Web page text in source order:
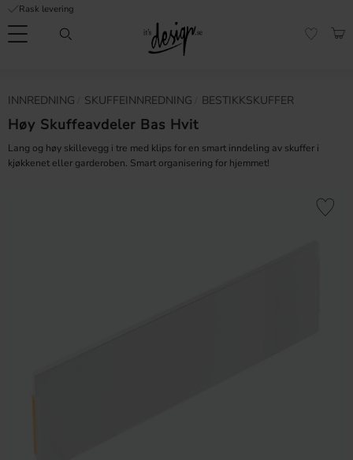
Meny
Rask levering
INNREDNING SKUFFEINNREDNING BESTIKKSKUFFER
Høy Skuffeavdeler Bas Hvit
Lang og høy skillevegg i tre med klips for en smart inndeling av skuffer i
kjøkkenet eller garderoben. Smart organisering for hjemmet!
Lagre
Vanlige spørsmål
Inspirasjon og tips
mine |